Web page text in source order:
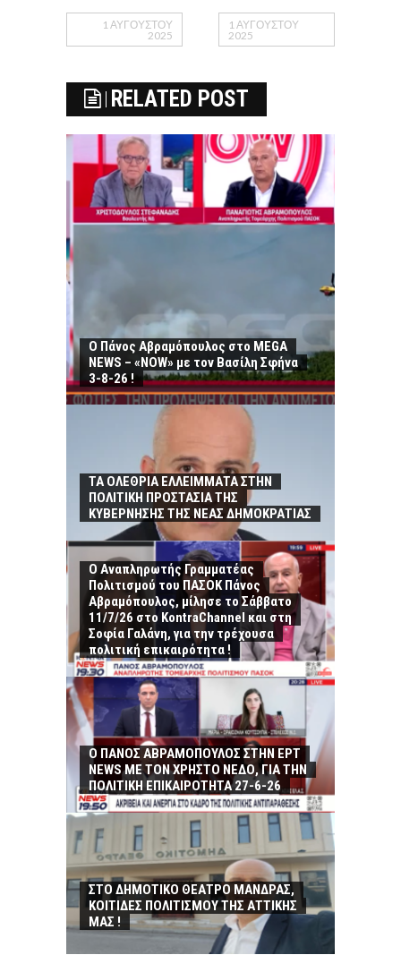
1 ΑΥΓΟΎΣΤΟΥ
2025
1 ΑΥΓΟΎΣΤΟΥ
2025
RELATED POST
Ο Πάνος Αβραμόπουλος στο MEGA
NEWS – «NOW» με τον Βασίλη Σφήνα
3-8-26 !
ΤΑ ΟΛΕΘΡΙΑ ΕΛΛΕΙΜΜΑΤΑ ΣΤΗΝ
ΠΟΛΙΤΙΚΗ ΠΡΟΣΤΑΣΙΑ ΤΗΣ
ΚΥΒΕΡΝΗΣΗΣ ΤΗΣ ΝΕΑΣ ΔΗΜΟΚΡΑΤΙΑΣ
Ο Αναπληρωτής Γραμματέας
Πολιτισμού του ΠΑΣΟΚ Πάνος
Αβραμόπουλος, μίλησε το Σάββατο
11/7/26 στο KontraChannel και στη
Σοφία Γαλάνη, για την τρέχουσα
πολιτική επικαιρότητα !
Ο ΠΑΝΟΣ ΑΒΡΑΜΟΠΟΥΛΟΣ ΣΤΗΝ ΕΡΤ
NEWS ΜΕ ΤΟΝ ΧΡΗΣΤΟ ΝΕΔΟ, ΓΙΑ ΤΗΝ
ΠΟΛΙΤΙΚΗ ΕΠΙΚΑΙΡΟΤΗΤΑ 27-6-26
ΣΤΟ ΔΗΜΟΤΙΚΟ ΘΕΑΤΡΟ ΜΑΝΔΡΑΣ,
ΚΟΙΤΙΔΕΣ ΠΟΛΙΤΙΣΜΟΥ ΤΗΣ ΑΤΤΙΚΗΣ
ΜΑΣ !